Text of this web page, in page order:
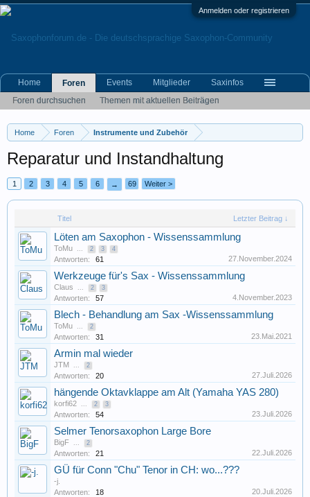
Anmelden oder registrieren
Home Foren Instrumente und Zubehör
Reparatur und Instandhaltung
1 2 3 4 5 6 → 69 Weiter >
Titel Letzter Beitrag ↓
Löten am Saxophon - Wissenssammlung
ToMu ... 2 3 4
Antworten: 61 27.November.2024
Werkzeuge für's Sax - Wissenssammlung
Claus ... 2 3
Antworten: 57 4.November.2023
Blech - Behandlung am Sax -Wissenssammlung
ToMu ... 2
Antworten: 31 23.Mai.2021
Armin mal wieder
JTM ... 2
Antworten: 20 27.Juli.2026
hängende Oktavklappe am Alt (Yamaha YAS 280)
korfi62 ... 2 3
Antworten: 54 23.Juli.2026
Selmer Tenorsaxophon Large Bore
BigF ... 2
Antworten: 21 22.Juli.2026
GÜ für Conn "Chu" Tenor in CH: wo...???
-j.
Antworten:
18 20.Juli.2026
Home
Foren
Foren durchsuchen
Themen mit aktuellen Beiträgen
Events Mitglieder Saxinfos